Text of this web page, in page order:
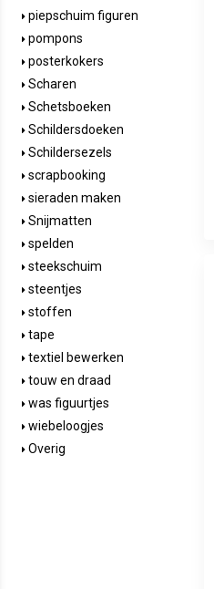
piepschuim figuren
pompons
posterkokers
Scharen
Schetsboeken
Schildersdoeken
Schildersezels
scrapbooking
sieraden maken
Snijmatten
spelden
steekschuim
steentjes
stoffen
tape
textiel bewerken
touw en draad
was figuurtjes
wiebeloogjes
Overig